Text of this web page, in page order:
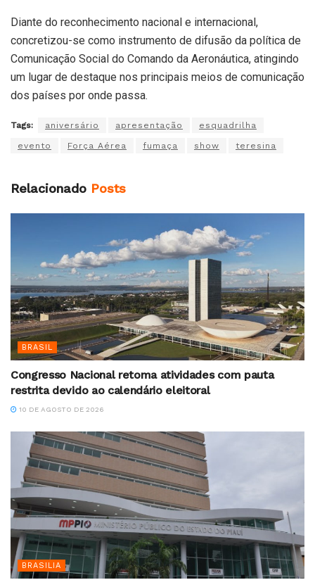
Diante do reconhecimento nacional e internacional,
concretizou-se como instrumento de difusão da política de
Comunicação Social do Comando da Aeronáutica, atingindo
um lugar de destaque nos principais meios de comunicação
dos países por onde passa.
Tags: aniversário apresentação esquadrilha
evento Força Aérea fumaça show teresina
Relacionado Posts
BRASIL
Congresso Nacional retoma atividades com pauta
restrita devido ao calendário eleitoral
10 DE AGOSTO DE 2026
BRASILIA